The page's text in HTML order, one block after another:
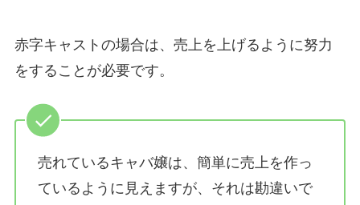
赤字キャストの場合は、売上を上げるように努力
をすることが必要です。
売れているキャバ嬢は、簡単に売上を作っ
ているように見えますが、それは勘違いで